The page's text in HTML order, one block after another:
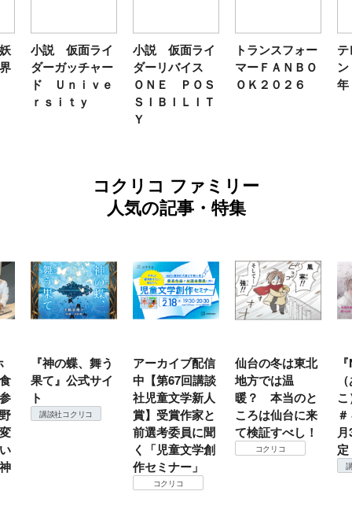
ライ
ャー
ｖｅ
小説 仮面ライ
ダーリバイス
ＯＮＥ ＰＯＳ
ＳＩＢＩＬＩＴ
トランスフォー
マーＦＡＮＢＯ
ＯＫ２０２６
テレビマガジ
ン ２０２６
年 夏号
コクリコ ファミリー
人気の記事・特集
、舞う
式サイ
コ
アーカイブ配信
中【第67回講談
社児童文学新人
賞】受賞作家と
前選考委員に聞
く「児童文学創
仙台の冬は東北
地方では温
暖？ 本当のと
ころは仙台に来
て検証すべし！
コクリコ
『NO.６再会』
（あさのあつ
こ）特設サイト
＃４ 2026年９
月30日発売決
定！